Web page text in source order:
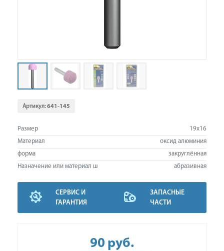
Артикул:641-145
Размер
19х16
Материал
оксид алюминия
форма
закруглённая
Назначение или материал ш
абразивная
СЕРВИС И
ГАРАНТИЯ
ЗАПАСНЫЕ
ЧАСТИ
90 руб.